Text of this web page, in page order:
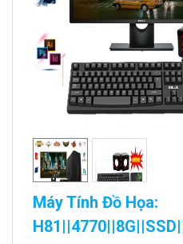
Máy Tính Đồ Họa: